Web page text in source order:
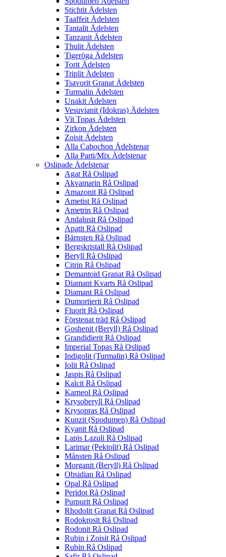
Stichtit Ädelsten
Taaffeit Ädelsten
Tantalit Ädelsten
Tanzanit Ädelsten
Thulit Ädelsten
Tigeröga Ädelsten
Torit Ädelsten
Triplit Ädelsten
Tsavorit Granat Ädelsten
Turmalin Ädelsten
Unakit Ädelsten
Vesuvianit (Idokras) Ädelsten
Vit Topas Ädelsten
Zirkon Ädelsten
Zoisit Ädelsten
Alla Cabochon Ädelstenar
Alla Parti/Mix Ädelstenar
Oslipade Ädelstenar
Agat Rå Oslipad
Akvamarin Rå Oslipad
Amazonit Rå Oslipad
Ametist Rå Oslipad
Ametrin Rå Oslipad
Andalusit Rå Oslipad
Apatit Rå Oslipad
Bärnsten Rå Oslipad
Bergskristall Rå Oslipad
Beryll Rå Oslipad
Citrin Rå Oslipad
Demantoid Granat Rå Oslipad
Diamant Kvarts Rå Oslipad
Diamant Rå Oslipad
Dumortierit Rå Oslipad
Fluorit Rå Oslipad
Förstenat träd Rå Oslipad
Goshenit (Beryll) Rå Oslipad
Grandidierit Rå Oslipad
Imperial Topas Rå Oslipad
Indigolit (Turmalin) Rå Oslipad
Iolit Rå Oslipad
Jaspis Rå Oslipad
Kalcit Rå Oslipad
Karneol Rå Oslipad
Krysoberyll Rå Oslipad
Krysopras Rå Oslipad
Kunzit (Spodumen) Rå Oslipad
Kyanit Rå Oslipad
Lapis Lazuli Rå Oslipad
Larimar (Pektolit) Rå Oslipad
Månsten Rå Oslipad
Morganit (Beryll) Rå Oslipad
Obsidian Rå Oslipad
Opal Rå Oslipad
Peridot Rå Oslipad
Purpurit Rå Oslipad
Rhodolit Granat Rå Oslipad
Rodokrosit Rå Oslipad
Rodonit Rå Oslipad
Rubin i Zoisit Rå Oslipad
Rubin Rå Oslipad